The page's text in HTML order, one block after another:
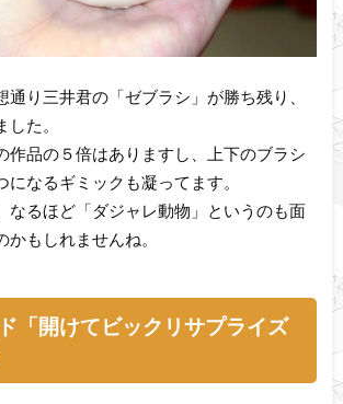
通り三井君の「ゼブラシ」が勝ち残り、
た。
作品の５倍はありますし、上下のブラシ
になるギミックも凝ってます。
なるほど「ダジャレ動物」というのも面
もしれませんね。
「開けてビックリサプライズ